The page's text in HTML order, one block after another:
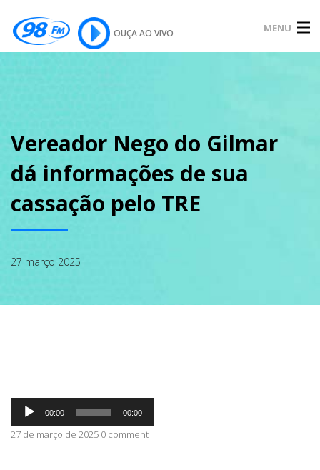
OUÇA AO VIVO MENU
SOBRE
CONTATO
Vereador Nego do Gilmar
dá informações de sua
cassação pelo TRE
27 março 2025
Tocador
áudio
00:00 00:00
27 de março de 2025 0 comment